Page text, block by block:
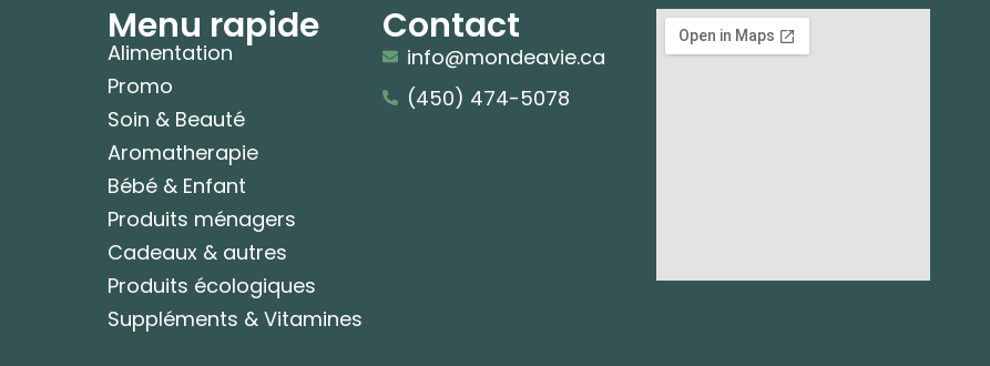
Menu rapide
Alimentation
Promo
Soin & Beauté
Aromatherapie
Bébé & Enfant
Produits ménagers
Cadeaux & autres
Produits écologiques
Suppléments & Vitamines
Contact
info@mondeavie.ca
(450) 474-5078